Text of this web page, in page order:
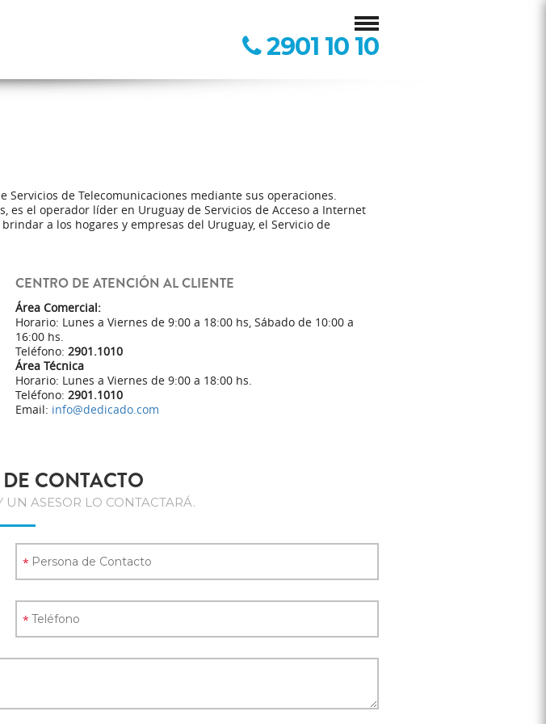
2901 10 10
de Telecomunicaciones mediante sus operaciones.
es el operador líder en Uruguay de Servicios de Acceso a Internet
a los hogares y empresas del Uruguay, el Servicio de
CENTRO DE ATENCIÓN AL CLIENTE
Área Comercial:
Horario: Lunes a Viernes de 9:00 a 18:00 hs, Sábado de 10:00 a
16:00 hs.
Teléfono: 2901.1010
Área Técnica
Horario: Lunes a Viernes de 9:00 a 18:00 hs.
Teléfono: 2901.1010
Email: info@dedicado.com
CONTACTO
ASESOR LO CONTACTARÁ.
*
*